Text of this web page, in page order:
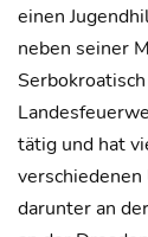
einen
neben seiner
tätig und hat
darunter an